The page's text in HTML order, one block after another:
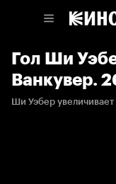
Гол Ши
Ванкувер.